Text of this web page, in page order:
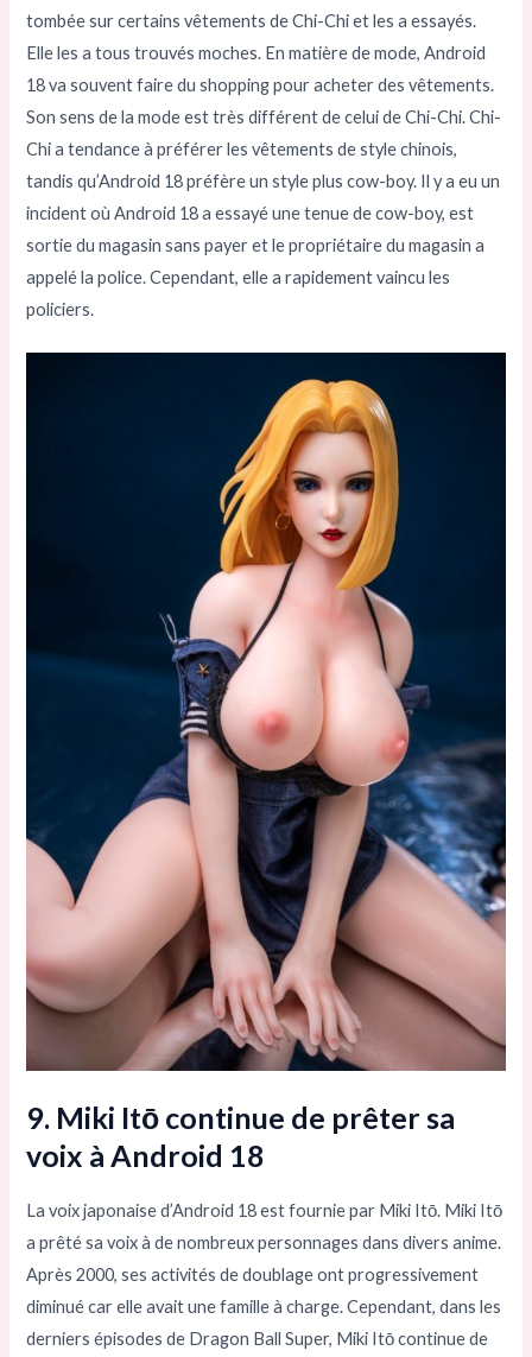
tombée sur certains vêtements de Chi-Chi et les a essayés.
Elle les a tous trouvés moches. En matière de mode, Android
18 va souvent faire du shopping pour acheter des vêtements.
Son sens de la mode est très différent de celui de Chi-Chi. Chi-
Chi a tendance à préférer les vêtements de style chinois,
tandis qu’Android 18 préfère un style plus cow-boy. Il y a eu un
incident où Android 18 a essayé une tenue de cow-boy, est
sortie du magasin sans payer et le propriétaire du magasin a
appelé la police. Cependant, elle a rapidement vaincu les
policiers.
9. Miki Itō continue de prêter sa
voix à Android 18
La voix japonaise d’Android 18 est fournie par Miki Itō. Miki Itō
a prêté sa voix à de nombreux personnages dans divers anime.
Après 2000, ses activités de doublage ont progressivement
diminué car elle avait une famille à charge. Cependant, dans les
derniers épisodes de Dragon Ball Super, Miki Itō continue de